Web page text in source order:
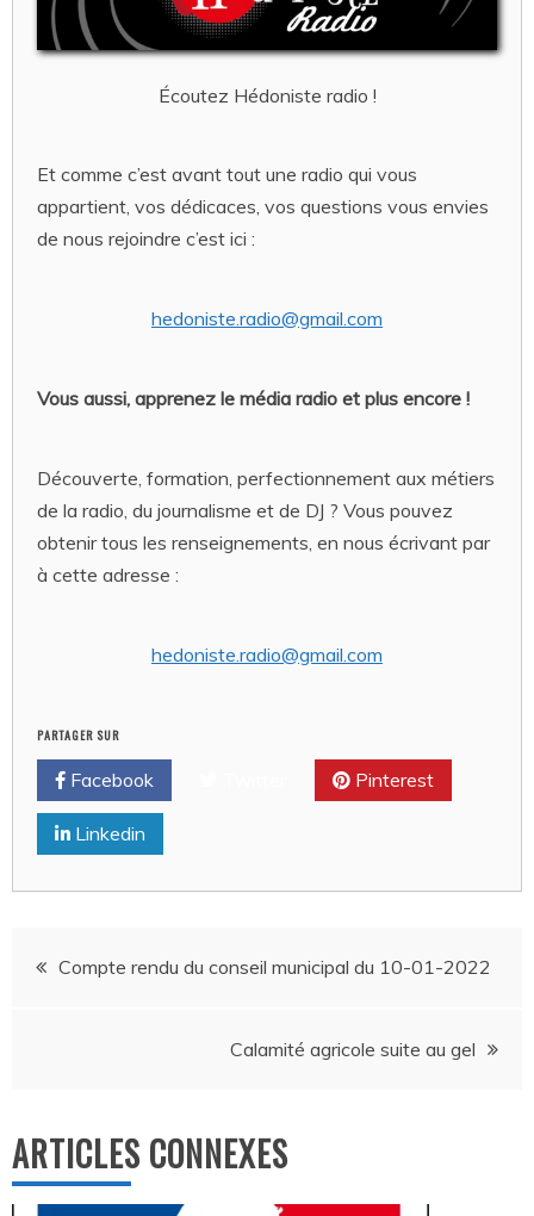
Écoutez Hédoniste radio !
Et comme c’est avant tout une radio qui vous
appartient, vos dédicaces, vos questions vous envies
de nous rejoindre c’est ici :
hedoniste.radio@gmail.com
Vous aussi, apprenez le média radio et plus encore !
Découverte, formation, perfectionnement aux métiers
de la radio, du journalisme et de DJ ? Vous pouvez
obtenir tous les renseignements, en nous écrivant par
à cette adresse :
hedoniste.radio@gmail.com
PARTAGER SUR
Facebook Pinterest
Linkedin
Navigation
Compte rendu du conseil municipal du 10-01-2022
Calamité agricole suite au gel
ARTICLES CONNEXES